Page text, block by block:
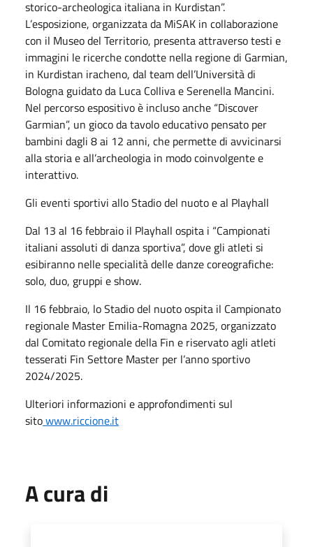
storico-archeologica italiana in Kurdistan”.
L’esposizione, organizzata da MiSAK in collaborazione
con il Museo del Territorio, presenta attraverso testi e
immagini le ricerche condotte nella regione di Garmian,
in Kurdistan iracheno, dal team dell’Università di
Bologna guidato da Luca Colliva e Serenella Mancini.
Nel percorso espositivo è incluso anche “Discover
Garmian”, un gioco da tavolo educativo pensato per
bambini dagli 8 ai 12 anni, che permette di avvicinarsi
alla storia e all’archeologia in modo coinvolgente e
interattivo.
Gli eventi sportivi allo Stadio del nuoto e al Playhall
Dal 13 al 16 febbraio il Playhall ospita i “Campionati
italiani assoluti di danza sportiva”, dove gli atleti si
esibiranno nelle specialità delle danze coreografiche:
solo, duo, gruppi e show.
Il 16 febbraio, lo Stadio del nuoto ospita il Campionato
regionale Master Emilia-Romagna 2025, organizzato
dal Comitato regionale della Fin e riservato agli atleti
tesserati Fin Settore Master per l’anno sportivo
2024/2025.
Ulteriori informazioni e approfondimenti sul
sitowww.riccione.it
A cura di